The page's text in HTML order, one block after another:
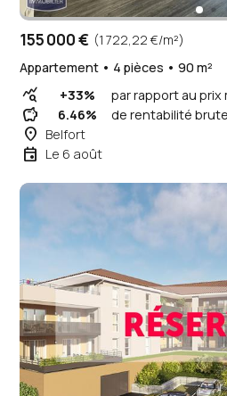
155 000 € (1 722,22 €/m²)
Appartement • 4 pièces • 90 m²
query_stats +33% par rapport au prix
savings 6.46% de rentabilité brute
place Belfort
event Le 6 août